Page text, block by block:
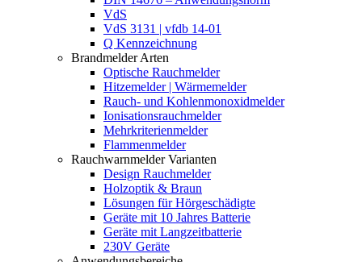
VdS
VdS 3131 | vfdb 14-01
Q Kennzeichnung
Brandmelder Arten
Optische Rauchmelder
Hitzemelder | Wärmemelder
Rauch- und Kohlenmonoxidmelder
Ionisationsrauchmelder
Mehrkriterienmelder
Flammenmelder
Rauchwarnmelder Varianten
Design Rauchmelder
Holzoptik & Braun
Lösungen für Hörgeschädigte
Geräte mit 10 Jahres Batterie
Geräte mit Langzeitbatterie
230V Geräte